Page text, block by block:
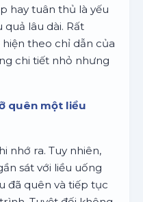
hay tuân thủ là yếu
lâu dài. Rất
theo chỉ dẫn của
chi tiết nhỏ nhưng
quên một liều
nhớ ra. Tuy nhiên,
sát với liều uống
đã quên và tiếp tục